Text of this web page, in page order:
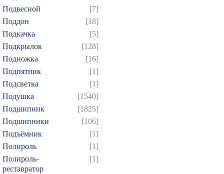
Подвесной
[7]
Поддон
[18]
Подкачка
[5]
Подкрылок
[128]
Подножка
[16]
Подпятник
[1]
Подсветка
[1]
Подушка
[1540]
Подшипник
[1825]
Подшипники
[106]
Подъёмник
[1]
Полироль
[1]
Полироль-
реставратор
[1]